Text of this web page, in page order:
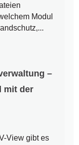
Modul
–
mit der
View gibt es